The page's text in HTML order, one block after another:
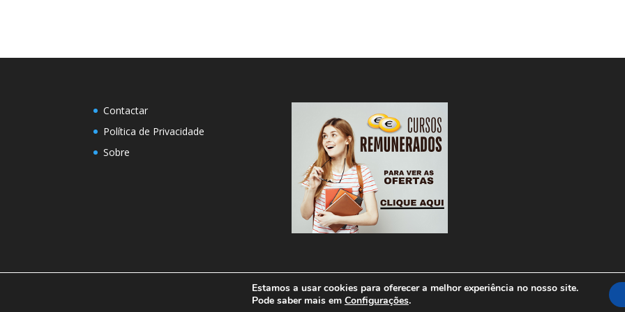
Contactar
Política de Privacidade
Sobre
| Powered by WordPress
Estamos a usar cookies para oferecer a melhor experiência no nosso site.
Pode saber mais em Configurações.